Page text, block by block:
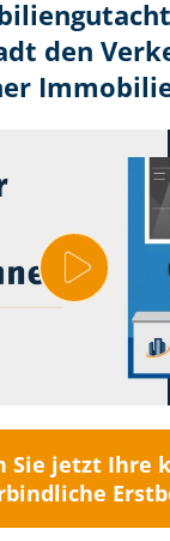
den
Sie jetzt Ihre